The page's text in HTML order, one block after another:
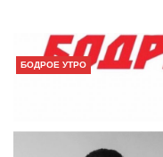
БОДРОЕ УТРО